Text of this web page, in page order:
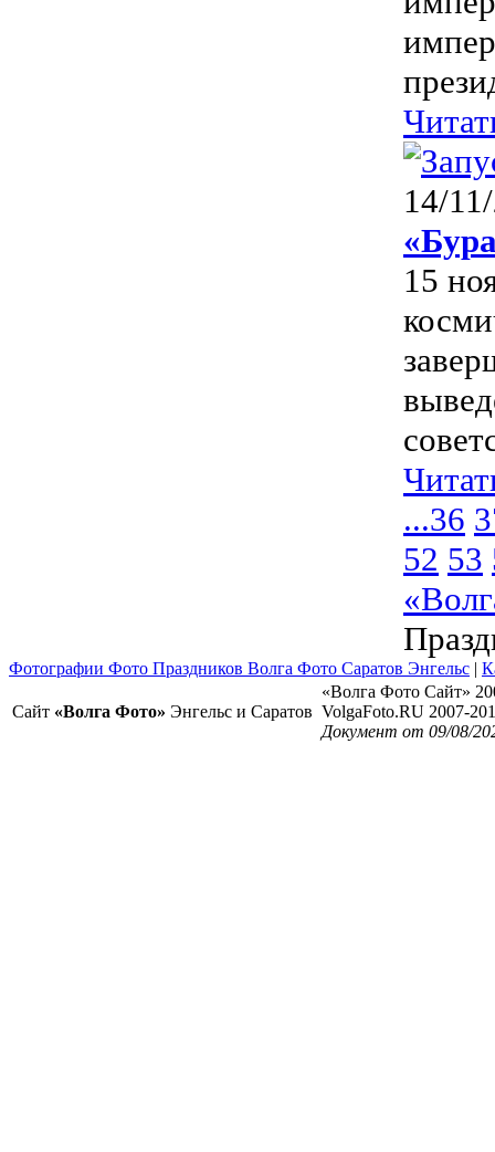
14/
15
...36
52 53
Фотографии Фото Праздников Волга Фото Саратов Энгельс |
Сайт «Волга Фото» Энгельс и Саратов
«Волга Фото Сайт»
VolgaFoto.RU 2007-
Документ от 09/08/